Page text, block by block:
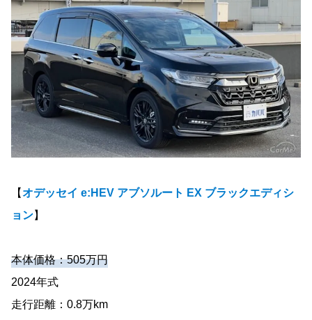
【オデッセイ e:HEV アブソルート EX ブラックエディシ
ョン】
本体価格：505万円
2024年式
走行距離：0.8万km